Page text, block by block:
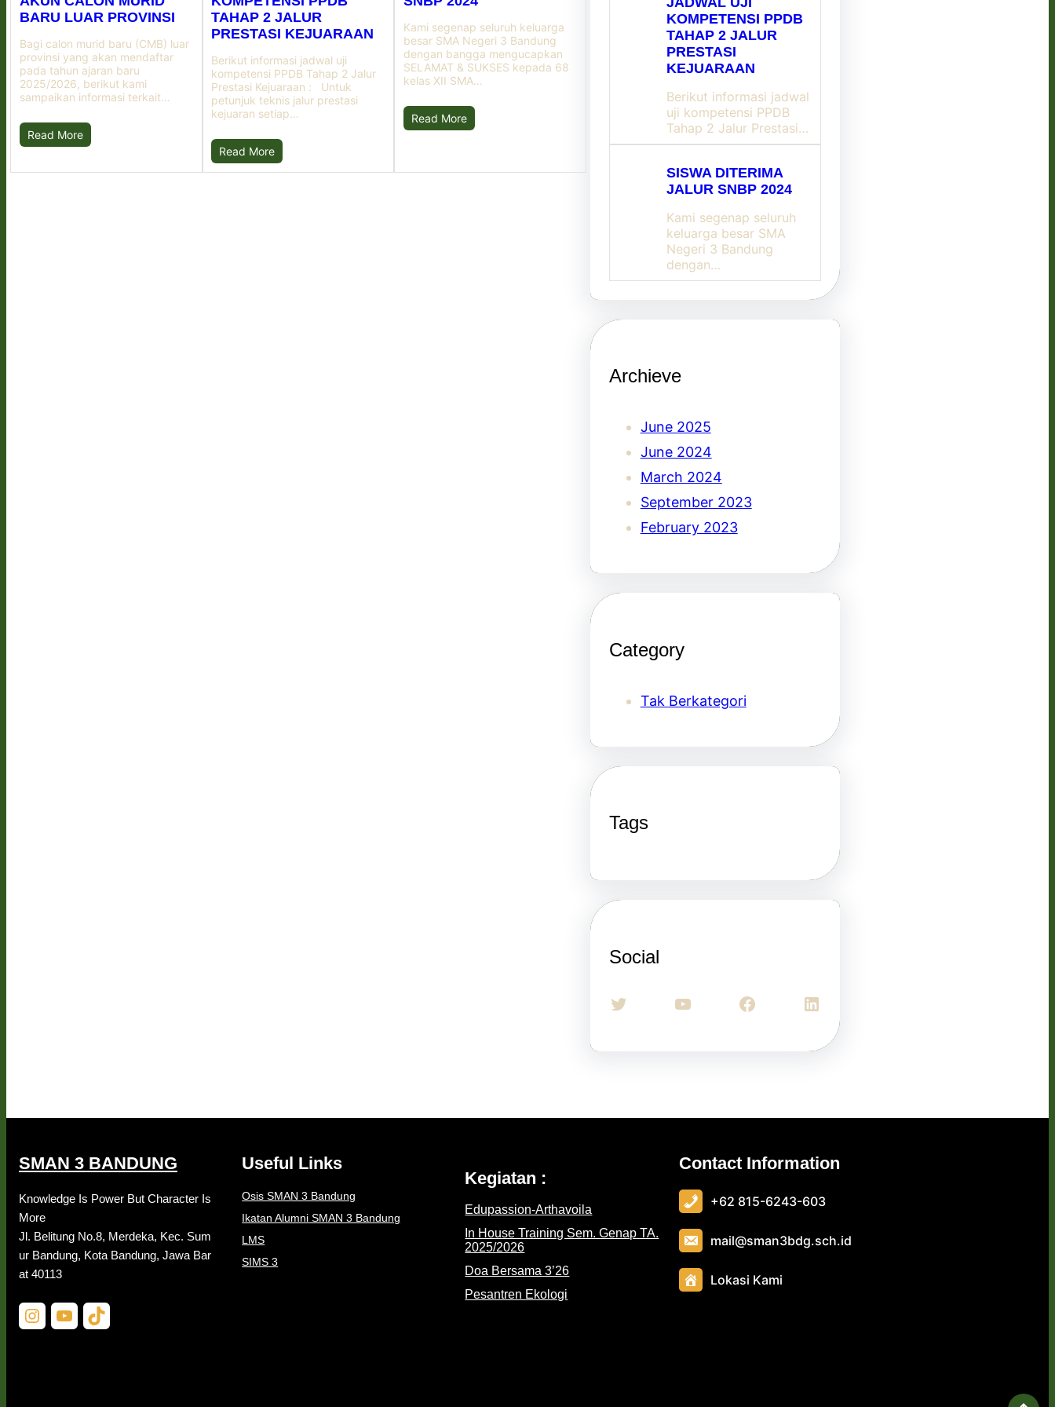
BARU LUAR PROVINSI
Bagi calon murid baru (CMB) luar
provinsi yang akan mendaftar
pada tahun ajaran baru
2025/2026, berikut kami
sampaikan informasi terkait…
Read More
TAHAP 2 JALUR
PRESTASI KEJUARAAN
Berikut informasi jadwal uji
kompetensi PPDB Tahap 2 Jalur
Prestasi Kejuaraan : Untuk
petunjuk teknis jalur prestasi
kejuaran setiap…
Read More
Kami segenap seluruh keluarga
besar SMA Negeri 3 Bandung
dengan bangga mengucapkan
SELAMAT & SUKSES kepada 68
kelas XII SMA…
Read More
KOMPETENSI PPDB
TAHAP 2 JALUR
PRESTASI
KEJUARAAN
Berikut informasi jadwal
uji kompetensi PPDB
Tahap 2 Jalur Prestasi…
SISWA DITERIMA
JALUR SNBP 2024
Kami segenap seluruh
keluarga besar SMA
Negeri 3 Bandung
dengan…
Archieve
June 2025
June 2024
March 2024
September 2023
February 2023
Category
Tak Berkategori
Tags
Social
Twitter YouTube Facebook LinkedIn
SMAN 3 BANDUNG
Knowledge Is Power But Character Is
More
Jl. Belitung No.8, Merdeka, Kec. Sum
ur Bandung, Kota Bandung, Jawa Bar
at 40113
Instagram YouTube TikTok
Useful Links
Osis SMAN 3 Bandung
Ikatan Alumni SMAN 3 Bandung
LMS
SIMS 3
Kegiatan :
Edupassion-Arthavoila
In House Training Sem. Genap TA.
2025/2026
Doa Bersama 3’26
Pesantren Ekologi
Contact Information
+62 815-6243-603
mail@sman3bdg.sch.id
Lokasi Kami